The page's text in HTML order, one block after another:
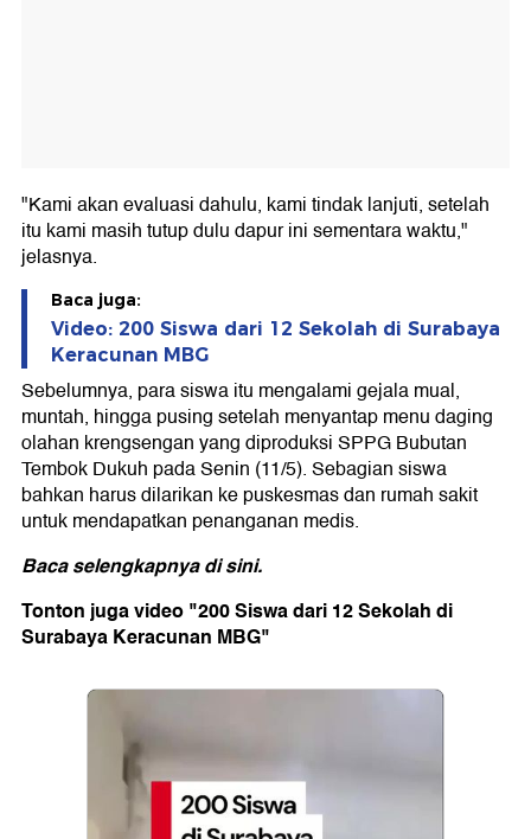
"Kami akan evaluasi dahulu, kami tindak lanjuti, setelah
itu kami masih tutup dulu dapur ini sementara waktu,"
jelasnya.
Baca juga:
Video: 200 Siswa dari 12 Sekolah di Surabaya
Keracunan MBG
Sebelumnya, para siswa itu mengalami gejala mual,
muntah, hingga pusing setelah menyantap menu daging
olahan krengsengan yang diproduksi SPPG Bubutan
Tembok Dukuh pada Senin (11/5). Sebagian siswa
bahkan harus dilarikan ke puskesmas dan rumah sakit
untuk mendapatkan penanganan medis.
Baca selengkapnyadi sini.
Tonton juga video "200 Siswa dari 12 Sekolah di
Surabaya Keracunan MBG"